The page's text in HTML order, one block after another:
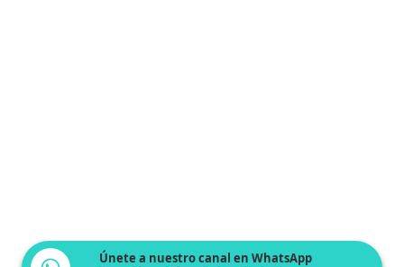
Únete a nuestro canal en WhatsApp